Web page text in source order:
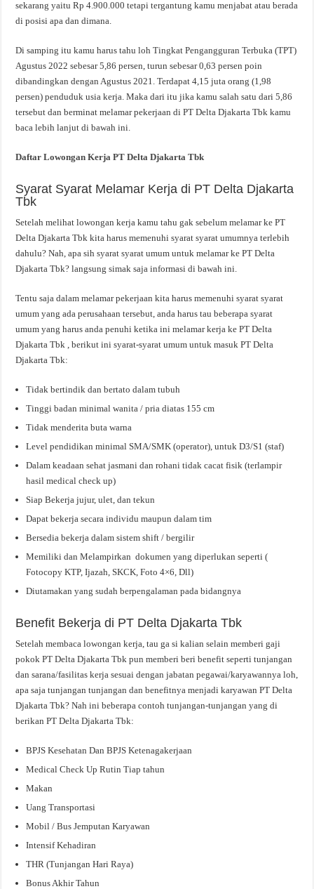
sekarang yaitu Rp 4.900.000 tetapi tergantung kamu menjabat atau berada
di posisi apa dan dimana.
Di samping itu kamu harus tahu loh Tingkat Pengangguran Terbuka (TPT)
Agustus 2022 sebesar 5,86 persen, turun sebesar 0,63 persen poin
dibandingkan dengan Agustus 2021. Terdapat 4,15 juta orang (1,98
persen) penduduk usia kerja. Maka dari itu jika kamu salah satu dari 5,86
tersebut dan berminat melamar pekerjaan di PT Delta Djakarta Tbk kamu
baca lebih lanjut di bawah ini.
Daftar Lowongan Kerja PT Delta Djakarta Tbk
Syarat Syarat Melamar Kerja di PT Delta Djakarta
Tbk
Setelah melihat lowongan kerja kamu tahu gak sebelum melamar ke PT
Delta Djakarta Tbk kita harus memenuhi syarat syarat umumnya terlebih
dahulu? Nah, apa sih syarat syarat umum untuk melamar ke PT Delta
Djakarta Tbk? langsung simak saja informasi di bawah ini.
Tentu saja dalam melamar pekerjaan kita harus memenuhi syarat syarat
umum yang ada perusahaan tersebut, anda harus tau beberapa syarat
umum yang harus anda penuhi ketika ini melamar kerja ke PT Delta
Djakarta Tbk , berikut ini syarat-syarat umum untuk masuk PT Delta
Djakarta Tbk:
Tidak bertindik dan bertato dalam tubuh
Tinggi badan minimal wanita / pria diatas 155 cm
Tidak menderita buta warna
Level pendidikan minimal SMA/SMK (operator), untuk D3/S1 (staf)
Dalam keadaan sehat jasmani dan rohani tidak cacat fisik (terlampir
hasil medical check up)
Siap Bekerja jujur, ulet, dan tekun
Dapat bekerja secara individu maupun dalam tim
Bersedia bekerja dalam sistem shift / bergilir
Memiliki dan Melampirkan dokumen yang diperlukan seperti (
Fotocopy KTP, Ijazah, SKCK, Foto 4×6, Dll)
Diutamakan yang sudah berpengalaman pada bidangnya
Benefit Bekerja di PT Delta Djakarta Tbk
Setelah membaca lowongan kerja, tau ga si kalian selain memberi gaji
pokok PT Delta Djakarta Tbk pun memberi beri benefit seperti tunjangan
dan sarana/fasilitas kerja sesuai dengan jabatan pegawai/karyawannya loh,
apa saja tunjangan tunjangan dan benefitnya menjadi karyawan PT Delta
Djakarta Tbk? Nah ini beberapa contoh tunjangan-tunjangan yang di
berikan PT Delta Djakarta Tbk:
BPJS Kesehatan Dan BPJS Ketenagakerjaan
Medical Check Up Rutin Tiap tahun
Makan
Uang Transportasi
Mobil / Bus Jemputan Karyawan
Intensif Kehadiran
THR (Tunjangan Hari Raya)
Bonus Akhir Tahun